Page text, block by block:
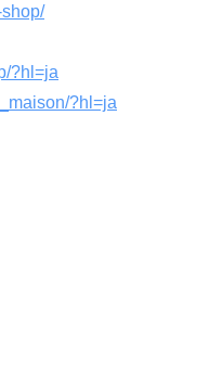
?hl=ja
?hl=ja